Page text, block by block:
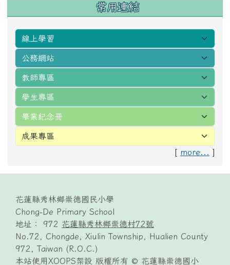
常用連結
[ more... ]
頁尾區域內容
花蓮縣秀林鄉崇德國民小學
Chong-De Primary School
地址： 972 花蓮縣秀林鄉崇德村72號
No.72, Chongde, Xiulin Township, Hualien County
972, Taiwan (R.O.C.)
本站使用XOOPS架設 版權所有 © 花蓮縣崇德國小